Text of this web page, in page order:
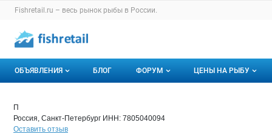
Раздел навигации по сайту fishretail.ru
Fishretail.ru – весь рынок рыбы в России.
Авторизация и меню пользователя
Навигация по разделам сайта fishretail.ru
ОБЪЯВЛЕНИЯ
Горячее предложение
БЛОГ ФОРУМ
Избранные
ЦЕНЫ НА РЫБУ
Страница компании
Страница компании
Краткая информация о компании
П
Россия, Санкт-Петербург ИНН: 7805040094
Оставить отзыв